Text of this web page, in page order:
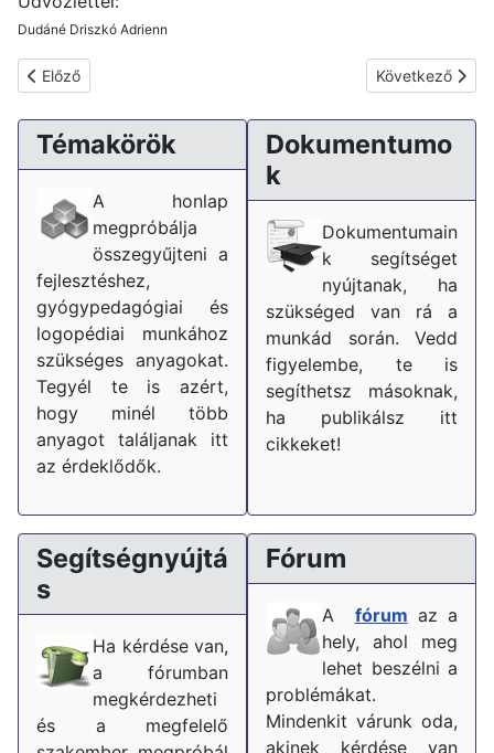
Dudáné Driszkó Adrienn
Előző cikk: Hogyan lesz könnyebb gyermeke számára a tanulás?
Előző Következő
Következő
Témakörök
A honlap
megpróbálja
összegyűjteni a
fejlesztéshez,
gyógypedagógiai és
logopédiai munkához
szükséges anyagokat.
Tegyél te is azért,
hogy minél több
anyagot találjanak itt
az érdeklődők.
Dokumentumo
k
Dokumentumain
k segítséget
nyújtanak, ha
szükséged van rá a
munkád során. Vedd
figyelembe, te is
segíthetsz másoknak,
ha publikálsz itt
cikkeket!
Segítségnyújtá
s
Ha kérdése van,
a fórumban
megkérdezheti
és a megfelelő
Fórum
A fórum az a
hely, ahol meg
lehet beszélni a
problémákat.
Mindenkit várunk oda,
akinek kérdése van